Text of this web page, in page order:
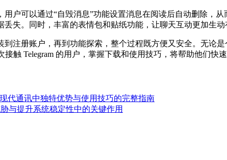
户可以通过“自毁消息”功能设置消息在阅读后自动删除，
失。同时，丰富的表情包和贴纸功能，让聊天互动更加生动
注册账户，再到功能探索，整个过程既方便又安全。无论
触 Telegram 的用户，掌握下载和使用技巧，将帮助他们快
代通讯中独特优势与使用技巧的完整指南
与提升系统稳定性中的关键作用